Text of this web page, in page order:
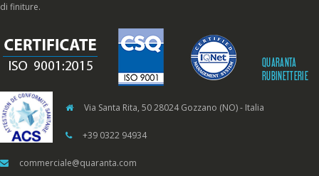
di finiture.
QUARANTA
RUBINETTERIE
Via Santa Rita, 50 28024 Gozzano (NO) - Italia
+39 0322 94934
commerciale@quaranta.com